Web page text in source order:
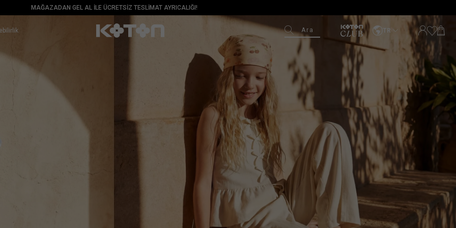
MAĞAZADAN GEL AL İLE ÜCRETSİZ TESLİMAT AYRICALIĞI!
Ara TR